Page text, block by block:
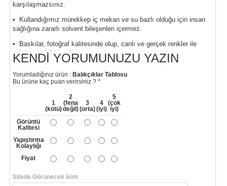
karşılaşmazsınız.
• Kullandığımız mürekkep iç mekan ve su bazlı olduğu için insan
sağlığına zararlı solvent bileşenleri içermez.
• Baskılar, fotoğraf kalitesinde olup, canlı ve gerçek renkler ile
evinize renk katacaktır.
KENDI YORUMUNUZU YAZIN
Yorumladığınız ürün : Balıkçıklar Tablosu
Bu ürüne kaç puan verirsiniz ? *
1
(kötü)
2
(fena
değil)
3
(orta)
4
(iyi)
5
(çok
iyi)
Görüntü
Kalitesi
Yapıştırma
Kolaylığı
Fiyat
Sitede Görünecek İsim